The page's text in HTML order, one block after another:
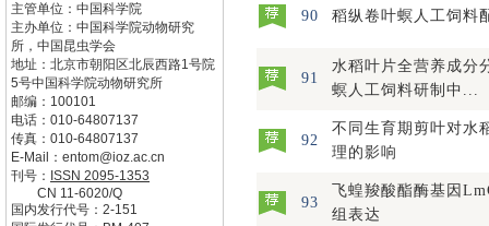
主管单位： 中国科学院
主办单位： 中国科学院动物研究
所，中国昆虫学会
地址： 北京市朝阳区北辰西路1号院
5号中国科学院动物研究所
邮编： 100101
电话： 010-64807137
传真： 010-64807137
E-Mail： entom@ioz.ac.cn
刊号： ISSN 2095-1353
CN 11-6020/Q
国内发行代号： 2-151
90 稻纵卷叶螟人工饲料
91
水稻叶片全营养成分
螟人工饲料研制中...
92
不同生育期剪叶对水
理的影响
93
飞蝗羧酸酯酶基因
组表达